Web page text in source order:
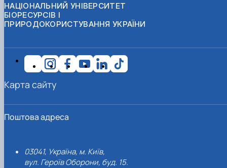
НАЦІОНАЛЬНИЙ УНІВЕРСИТЕТ
БІОРЕСУРСІВ І
ПРИРОДОКОРИСТУВАННЯ УКРАЇНИ
Поштова адреса
03041, Україна, м. Київ,
вул. Героїв Оборони, буд. 15.
Карта сайту